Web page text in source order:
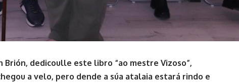
dedicoulle este libro “ao mestre Vizoso”,
a velo, pero dende a súa atalaia estará rindo e